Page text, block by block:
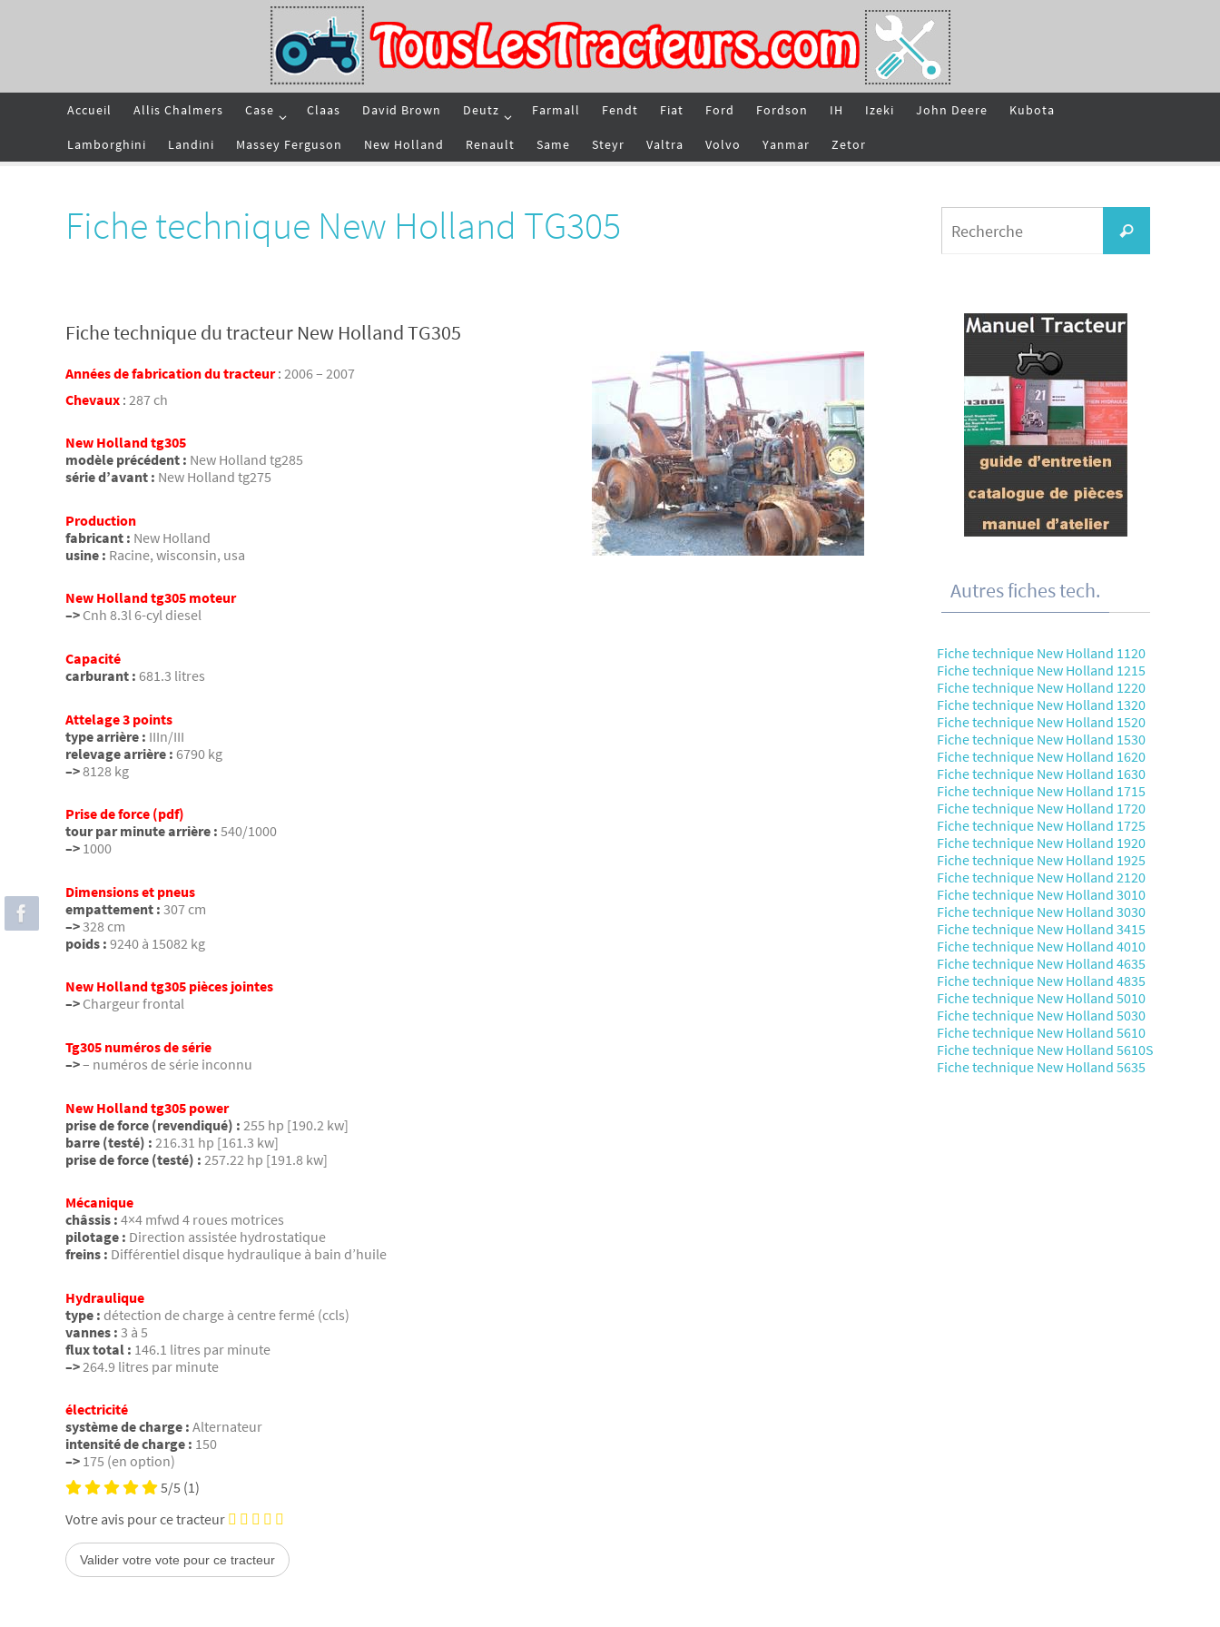
Accueil Allis Chalmers Case Claas David Brown Deutz Farmall Fendt Fiat Ford Fordson IH Izeki John Deere Kubota
Lamborghini Landini Massey Ferguson New Holland Renault Same Steyr Valtra Volvo Yanmar Zetor
Fiche technique New Holland TG305
Fiche technique du tracteur New Holland TG305
Années de fabrication du tracteur: 2006 – 2007
Chevaux : 287 ch
New Holland tg305
modèle précédent : New Holland tg285
série d’avant : New Holland tg275
Production
fabricant : New Holland
usine : Racine, wisconsin, usa
New Holland tg305 moteur
–> Cnh 8.3l 6-cyl diesel
Capacité
carburant : 681.3 litres
Attelage 3 points
type arrière : IIIn/III
relevage arrière : 6790 kg
–>8128 kg
Prise de force (pdf)
tour par minute arrière : 540/1000
–> 1000
Dimensions et pneus
empattement : 307 cm
–>328 cm
poids : 9240 à 15082 kg
New Holland tg305 pièces jointes
–> Chargeur frontal
Tg305 numéros de série
–>– numéros de série inconnu
New Holland tg305 power
prise de force (revendiqué) : 255 hp [190.2 kw]
barre (testé) : 216.31 hp [161.3 kw]
prise de force (testé) : 257.22 hp [191.8 kw]
Mécanique
châssis : 4×4 mfwd 4 roues motrices
pilotage : Direction assistée hydrostatique
freins : Différentiel disque hydraulique à bain d’huile
Hydraulique
type : détection de charge à centre fermé (ccls)
vannes : 3 à 5
flux total : 146.1 litres par minute
–> 264.9 litres par minute
électricité
système de charge : Alternateur
intensité de charge : 150
–> 175 (en option)
5/5 (1)
Votre avis pour ce tracteur
Recherche
Autres fiches tech.
Fiche technique New Holland 1120
Fiche technique New Holland 1215
Fiche technique New Holland 1220
Fiche technique New Holland 1320
Fiche technique New Holland 1520
Fiche technique New Holland 1530
Fiche technique New Holland 1620
Fiche technique New Holland 1630
Fiche technique New Holland 1715
Fiche technique New Holland 1720
Fiche technique New Holland 1725
Fiche technique New Holland 1920
Fiche technique New Holland 1925
Fiche technique New Holland 2120
Fiche technique New Holland 3010
Fiche technique New Holland 3030
Fiche technique New Holland 3415
Fiche technique New Holland 4010
Fiche technique New Holland 4635
Fiche technique New Holland 4835
Fiche technique New Holland 5010
Fiche technique New Holland 5030
Fiche technique New Holland 5610
Fiche technique New Holland 5610S
Fiche technique New Holland 5635